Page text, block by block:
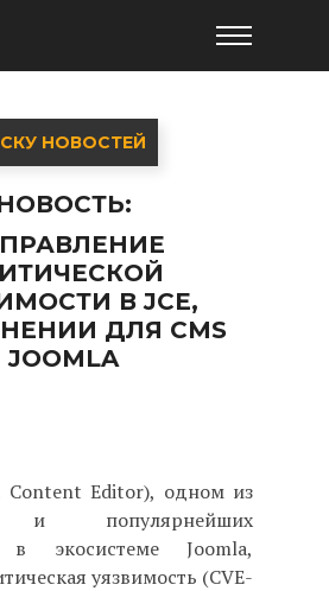
НОВОСТЕЙ
В JCE,
ДЛЯ CMS
JOOMLA
Content Editor), одном из
и популярнейших
в экосистеме Joomla,
уязвимость (CVE-